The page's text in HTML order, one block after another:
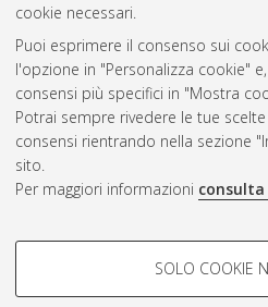
cookie necessari.
Puoi esprimere il consenso sui
l'opzione in "Personalizza cookie"
consensi più specifici in "Mostra
Potrai sempre rivedere le tue
consensi rientrando nella sezione
sito.
Per maggiori informazioni
COOKIE DI PROFILAZIONE -
SOLO COOKIE
Atom
Rss 1.0
Rss 2.0
AMS Laurea
Impostazioni Cookie
Informativa sulla privacy
Condizioni d’uso del sito